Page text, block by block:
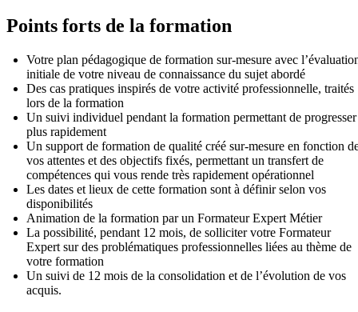
Points forts de la formation
Votre plan pédagogique de formation sur-mesure avec
initiale de votre niveau de connaissance du sujet abordé
Des cas pratiques inspirés de votre activité professionnelle, traités
lors de la formation
Un suivi individuel pendant la formation permettant de progresser
plus rapidement
Un support de formation de qualité créé sur-mesure en fonction
vos attentes et des objectifs fixés, permettant un transfert de
compétences qui vous rende très rapidement opérationnel
Les dates et lieux de cette formation sont à définir selon vos
disponibilités
Animation de la formation par un Formateur Expert Métier
La possibilité, pendant 12 mois, de solliciter votre Formateur
Expert sur des problématiques professionnelles liées au thème de
votre formation
Un suivi de 12 mois de la consolidation et de l’évolution de vos
acquis.